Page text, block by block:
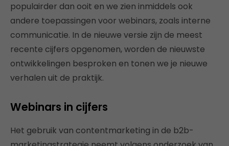
populairder dan ooit en we zien inmiddels ook
andere toepassingen voor webinars, zoals interne
communicatie. In de nieuwe versie zijn de meest
recente cijfers opgenomen, worden de nieuwste
ontwikkelingen besproken en tonen we je nieuwe
verhalen uit de praktijk.
Webinars in cijfers
Het gebruik van contentmarketing in de b2b-